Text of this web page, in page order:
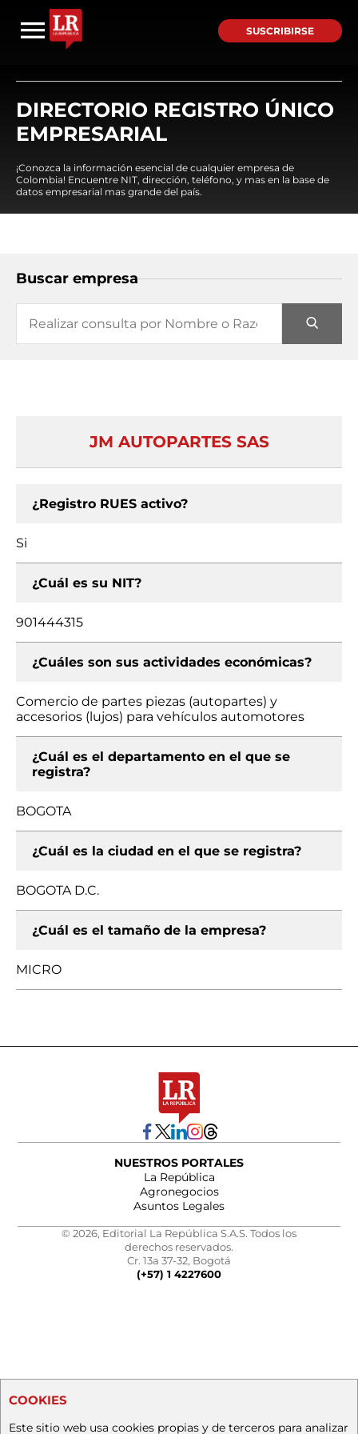
SUSCRIBIRSE
DIRECTORIO REGISTRO ÚNICO
EMPRESARIAL
¡Conozca la información esencial de cualquier empresa de
Colombia! Encuentre NIT, dirección, teléfono, y mas en la base de
datos empresarial mas grande del país.
Buscar empresa
JM AUTOPARTES SAS
¿Registro RUES activo?
Si
¿Cuál es su NIT?
901444315
¿Cuáles son sus actividades económicas?
Comercio de partes piezas (autopartes) y
accesorios (lujos) para vehículos automotores
¿Cuál es el departamento en el que se
registra?
BOGOTA
¿Cuál es la ciudad en el que se registra?
BOGOTA D.C.
¿Cuál es el tamaño de la empresa?
MICRO
NUESTROS PORTALES
La República
Agronegocios
Asuntos Legales
© 2026, Editorial La República S.A.S. Todos los
derechos reservados.
Cr. 13a 37-32, Bogotá
(+57) 1 4227600
COOKIES
Este sitio web usa cookies propias y de terceros para analizar